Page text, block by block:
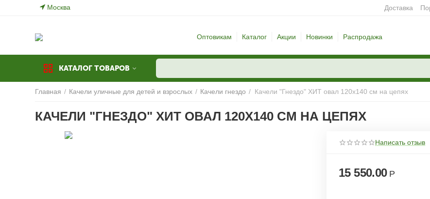
Москва Доставка
Оптовикам Каталог Акции Новинки Распродажа
КАТАЛОГ ТОВАРОВ
Главная / Качели уличные для детей и взрослых / Качели гнездо / Качели "Гнездо" ХИТ овал 120x140 см на цепях
КАЧЕЛИ "ГНЕЗДО" ХИТ ОВАЛ 120X140 СМ НА ЦЕПЯХ
Написать отзыв
15 550.00 Р